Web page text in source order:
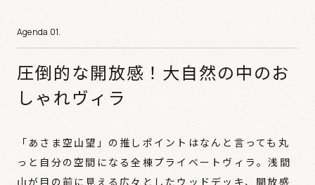
圧倒的な開放感！大自然の中のお
しゃれヴィラ
「あさま空山望」の推しポイントはなんと言っても丸
っと自分の空間になる全棟プライベートヴィラ。浅間
山が目の前に見える広々としたウッドデッキ、開放感